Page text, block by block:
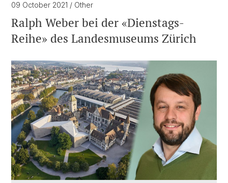
09 October 2021 / Other
Ralph Weber bei der «Dienstags-
Reihe» des Landesmuseums Zürich